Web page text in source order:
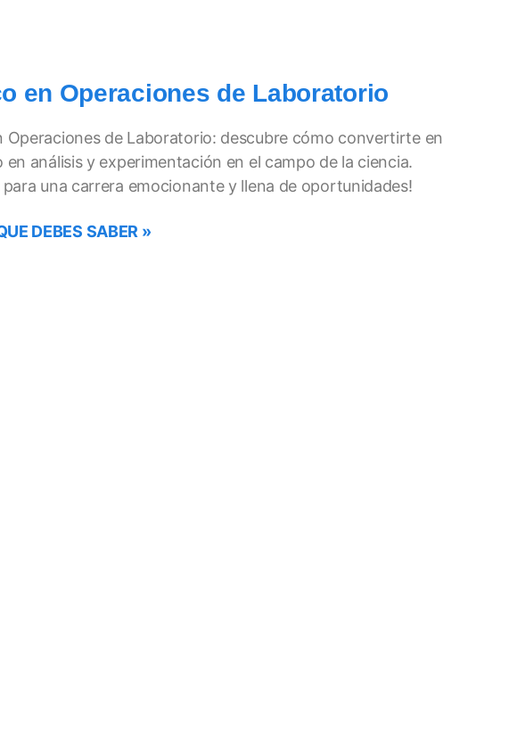
en Operaciones de Laboratorio
Operaciones de Laboratorio: descubre cómo convertirte en
en análisis y experimentación en el campo de la ciencia.
para una carrera emocionante y llena de oportunidades!
DEBES SABER »